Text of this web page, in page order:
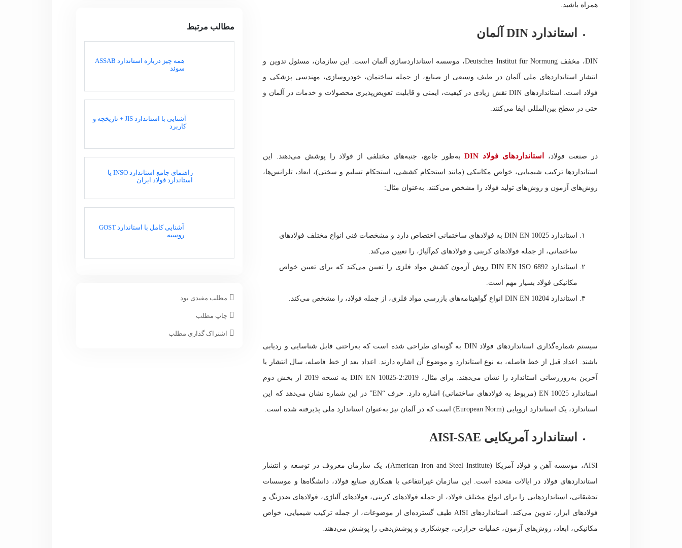
مطالب مرتبط
همه چیز درباره استاندارد ASSAB
سوئد
آشنایی با استاندارد JIS + تاریخچه و
کاربرد
راهنمای جامع استاندارد INSO یا
استاندارد فولاد ایران
آشنایی کامل با استاندارد GOST
روسیه
مطلب مفیدی بود
چاپ مطلب
اشتراک گذاری مطلب
همراه باشید.
استاندارد DIN آلمان
DIN، مخفف Deutsches Institut für Normung، موسسه استانداردسازی آلمان است. این سازمان، مسئول تدوین و
انتشار استانداردهای ملی آلمان در طیف وسیعی از صنایع، از جمله ساختمان، خودروسازی، مهندسی پزشکی و
فولاد است. استانداردهای DIN نقش زیادی در کیفیت، ایمنی و قابلیت تعویض‌پذیری محصولات و خدمات در آلمان و
حتی در سطح بین‌المللی ایفا می‌کنند.
در صنعت فولاد، استانداردهای فولاد DIN به‌طور جامع، جنبه‌های مختلفی از فولاد را پوشش می‌دهند. این
استانداردها ترکیب شیمیایی، خواص مکانیکی (مانند استحکام کششی، استحکام تسلیم و سختی)، ابعاد، تلرانس‌ها،
روش‌های آزمون و روش‌های تولید فولاد را مشخص می‌کنند. به‌عنوان مثال:
استاندارد DIN EN 10025 به فولادهای ساختمانی اختصاص دارد و مشخصات فنی انواع مختلف فولادهای
ساختمانی، از جمله فولادهای کربنی و فولادهای کم‌آلیاژ، را تعیین می‌کند.
استاندارد DIN EN ISO 6892 روش آزمون کشش مواد فلزی را تعیین می‌کند که برای تعیین خواص
مکانیکی فولاد بسیار مهم است.
استاندارد DIN EN 10204 انواع گواهینامه‌های بازرسی مواد فلزی، از جمله فولاد، را مشخص می‌کند.
سیستم شماره‌گذاری استانداردهای فولاد DIN به گونه‌ای طراحی شده است که به‌راحتی قابل شناسایی و ردیابی
باشند. اعداد قبل از خط فاصله، به نوع استاندارد و موضوع آن اشاره دارند. اعداد بعد از خط فاصله، سال انتشار یا
آخرین به‌روزرسانی استاندارد را نشان می‌دهند. برای مثال، DIN EN 10025-2:2019 به نسخه 2019 از بخش دوم
استاندارد EN 10025 (مربوط به فولادهای ساختمانی) اشاره دارد. حرف “EN” در این شماره نشان می‌دهد که این
استاندارد، یک استاندارد اروپایی (European Norm) است که در آلمان نیز به‌عنوان استاندارد ملی پذیرفته شده است.
استاندارد آمریکایی AISI-SAE
AISI، موسسه آهن و فولاد آمریکا (American Iron and Steel Institute)، یک سازمان معروف در توسعه و انتشار
استانداردهای فولاد در ایالات متحده است. این سازمان غیرانتفاعی با همکاری صنایع فولاد، دانشگاه‌ها و موسسات
تحقیقاتی، استانداردهایی را برای انواع مختلف فولاد، از جمله فولادهای کربنی، فولادهای آلیاژی، فولادهای ضدزنگ و
فولادهای ابزار، تدوین می‌کند. استانداردهای AISI طیف گسترده‌ای از موضوعات، از جمله ترکیب شیمیایی، خواص
مکانیکی، ابعاد، روش‌های آزمون، عملیات حرارتی، جوشکاری و پوشش‌دهی را پوشش می‌دهند.